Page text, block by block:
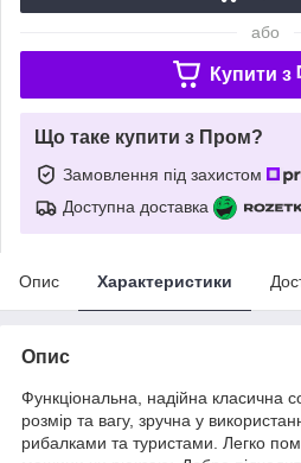
або
Купити з
Що таке купити з Пром?
Замовлення під захистом
Доступна доставка
Опис Характеристики
Опис
Функціональна, надійна класична
розмір та вагу, зручна у
рибалками та туристами. Легко